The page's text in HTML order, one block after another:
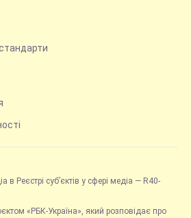
в Реєстрі суб’єктів у сфері медіа — R40-
«РБК-Україна», який розповідає про